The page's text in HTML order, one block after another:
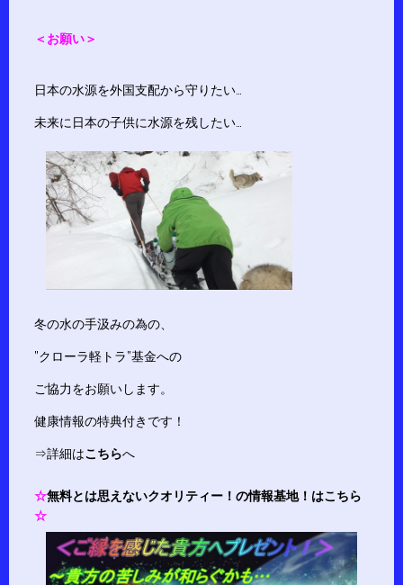
＜お願い＞
日本の水源を外国支配から守りたい…
未来に日本の子供に水源を残したい…
冬の水の手汲みの為の、
”クローラ軽トラ”基金への
ご協力をお願いします。
健康情報の特典付きです！
⇒詳細はこちらへ
☆無料とは思えないクオリティー！の情報基地！はこちら
☆